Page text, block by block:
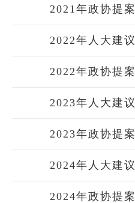
2021年政协提案
2022年人大建议
2022年政协提案
2023年人大建议
2023年政协提案
2024年人大建议
2024年政协提案